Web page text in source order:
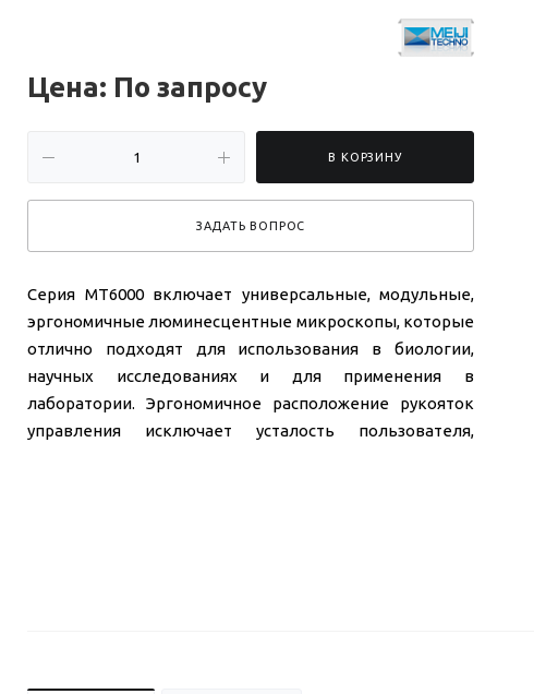
Цена: По запросу
В КОРЗИНУ
ЗАДАТЬ ВОПРОС
Серия MT6000 включает универсальные, модульные,
эргономичные люминесцентные микроскопы, которые
отлично подходят для использования в биологии,
научных исследованиях и для применения в
лаборатории. Эргономичное расположение рукояток
управления исключает усталость пользователя,